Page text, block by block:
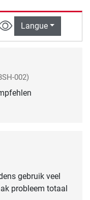
Langue
002)
gebruik veel
probleem totaal